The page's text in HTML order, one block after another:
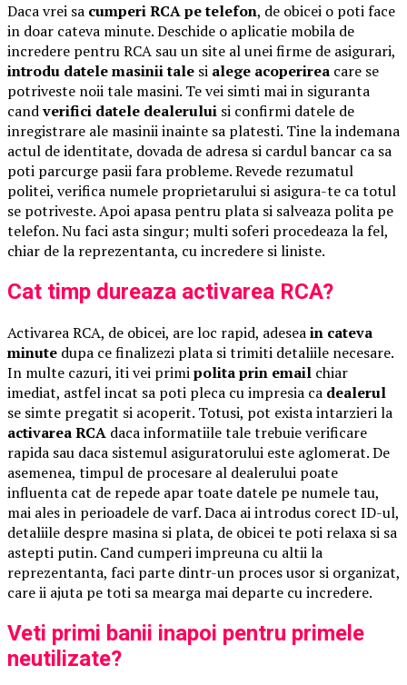
Daca vrei sa cumperi RCA pe telefon, de obicei o poti face
in doar cateva minute. Deschide o aplicatie mobila de
incredere pentru RCA sau un site al unei firme de asigurari,
introdu datele masinii tale si alege acoperirea care se
potriveste noii tale masini. Te vei simti mai in siguranta
candverifici datele dealerului si confirmi datele de
inregistrare ale masinii inainte sa platesti. Tine la indemana
actul de identitate, dovada de adresa si cardul bancar ca sa
poti parcurge pasii fara probleme. Revede rezumatul
politei, verifica numele proprietarului si asigura-te ca totul
se potriveste. Apoi apasa pentru plata si salveaza polita pe
telefon. Nu faci asta singur; multi soferi procedeaza la fel,
chiar de la reprezentanta, cu incredere si liniste.
Cat timp dureaza activarea RCA?
Activarea RCA, de obicei, are loc rapid, adeseain cateva
minute dupa ce finalizezi plata si trimiti detaliile necesare.
In multe cazuri, iti vei primipolita prin email chiar
imediat, astfel incat sa poti pleca cu impresia ca dealerul
se simte pregatit si acoperit. Totusi, pot exista intarzieri la
activarea RCA daca informatiile tale trebuie verificare
rapida sau daca sistemul asiguratorului este aglomerat. De
asemenea, timpul de procesare al dealerului poate
influenta cat de repede apar toate datele pe numele tau,
mai ales in perioadele de varf. Daca ai introdus corect ID-ul,
detaliile despre masina si plata, de obicei te poti relaxa si sa
astepti putin. Cand cumperi impreuna cu altii la
reprezentanta, faci parte dintr-un proces usor si organizat,
care ii ajuta pe toti sa mearga mai departe cu incredere.
Veti primi banii inapoi pentru primele
neutilizate?